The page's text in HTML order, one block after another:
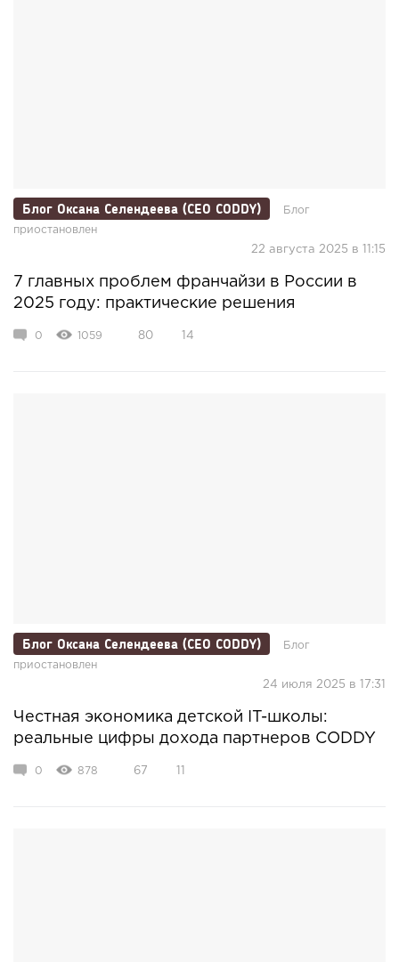
Блог Оксана Селендеева (CEO CODDY)
Блог
приостановлен
22 августа 2025 в 11:15
7 главных проблем франчайзи в России в
2025 году: практические решения
0 1059 80 14
Блог Оксана Селендеева (CEO CODDY)
Блог
приостановлен
24 июля 2025 в 17:31
Честная экономика детской IT-школы:
реальные цифры дохода партнеров CODDY
0 878 67